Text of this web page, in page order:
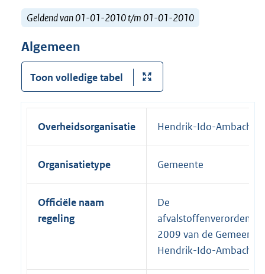
Geldend van 01-01-2010 t/m 01-01-2010
Algemeen
Toon volledige tabel
Overheidsorganisatie Hendrik-Ido-Ambacht
Organisatietype Gemeente
Officiële naam
regeling
De
afvalstoffenverordening
2009 van de Gemeente
Hendrik-Ido-Ambacht